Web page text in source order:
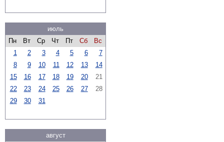
июль
Пн
Вт Ср Чт Пт Сб
Вс
1
2 3 4 5 6
7
8
9 10 11 12 13
14
15
16 17 18 19 20
21
22
23 24 25 26 27
28
29
30 31
август